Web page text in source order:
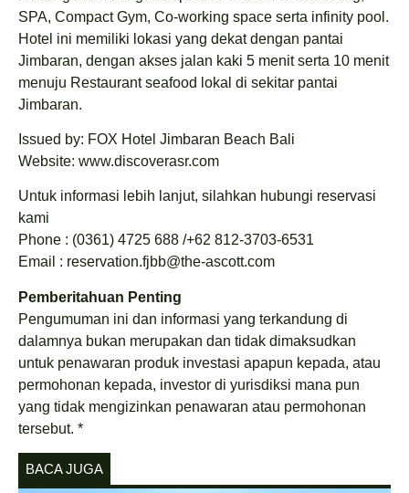
SPA, Compact Gym, Co-working space serta infinity pool.
Hotel ini memiliki lokasi yang dekat dengan pantai
Jimbaran, dengan akses jalan kaki 5 menit serta 10 menit
menuju Restaurant seafood lokal di sekitar pantai
Jimbaran.
Issued by: FOX Hotel Jimbaran Beach Bali
Website: www.discoverasr.com
Untuk informasi lebih lanjut, silahkan hubungi reservasi
kami
Phone : (0361) 4725 688 /+62 812-3703-6531
Email : reservation.fjbb@the-ascott.com
Pemberitahuan Penting
Pengumuman ini dan informasi yang terkandung di
dalamnya bukan merupakan dan tidak dimaksudkan
untuk penawaran produk investasi apapun kepada, atau
permohonan kepada, investor di yurisdiksi mana pun
yang tidak mengizinkan penawaran atau permohonan
tersebut. *
BACA JUGA